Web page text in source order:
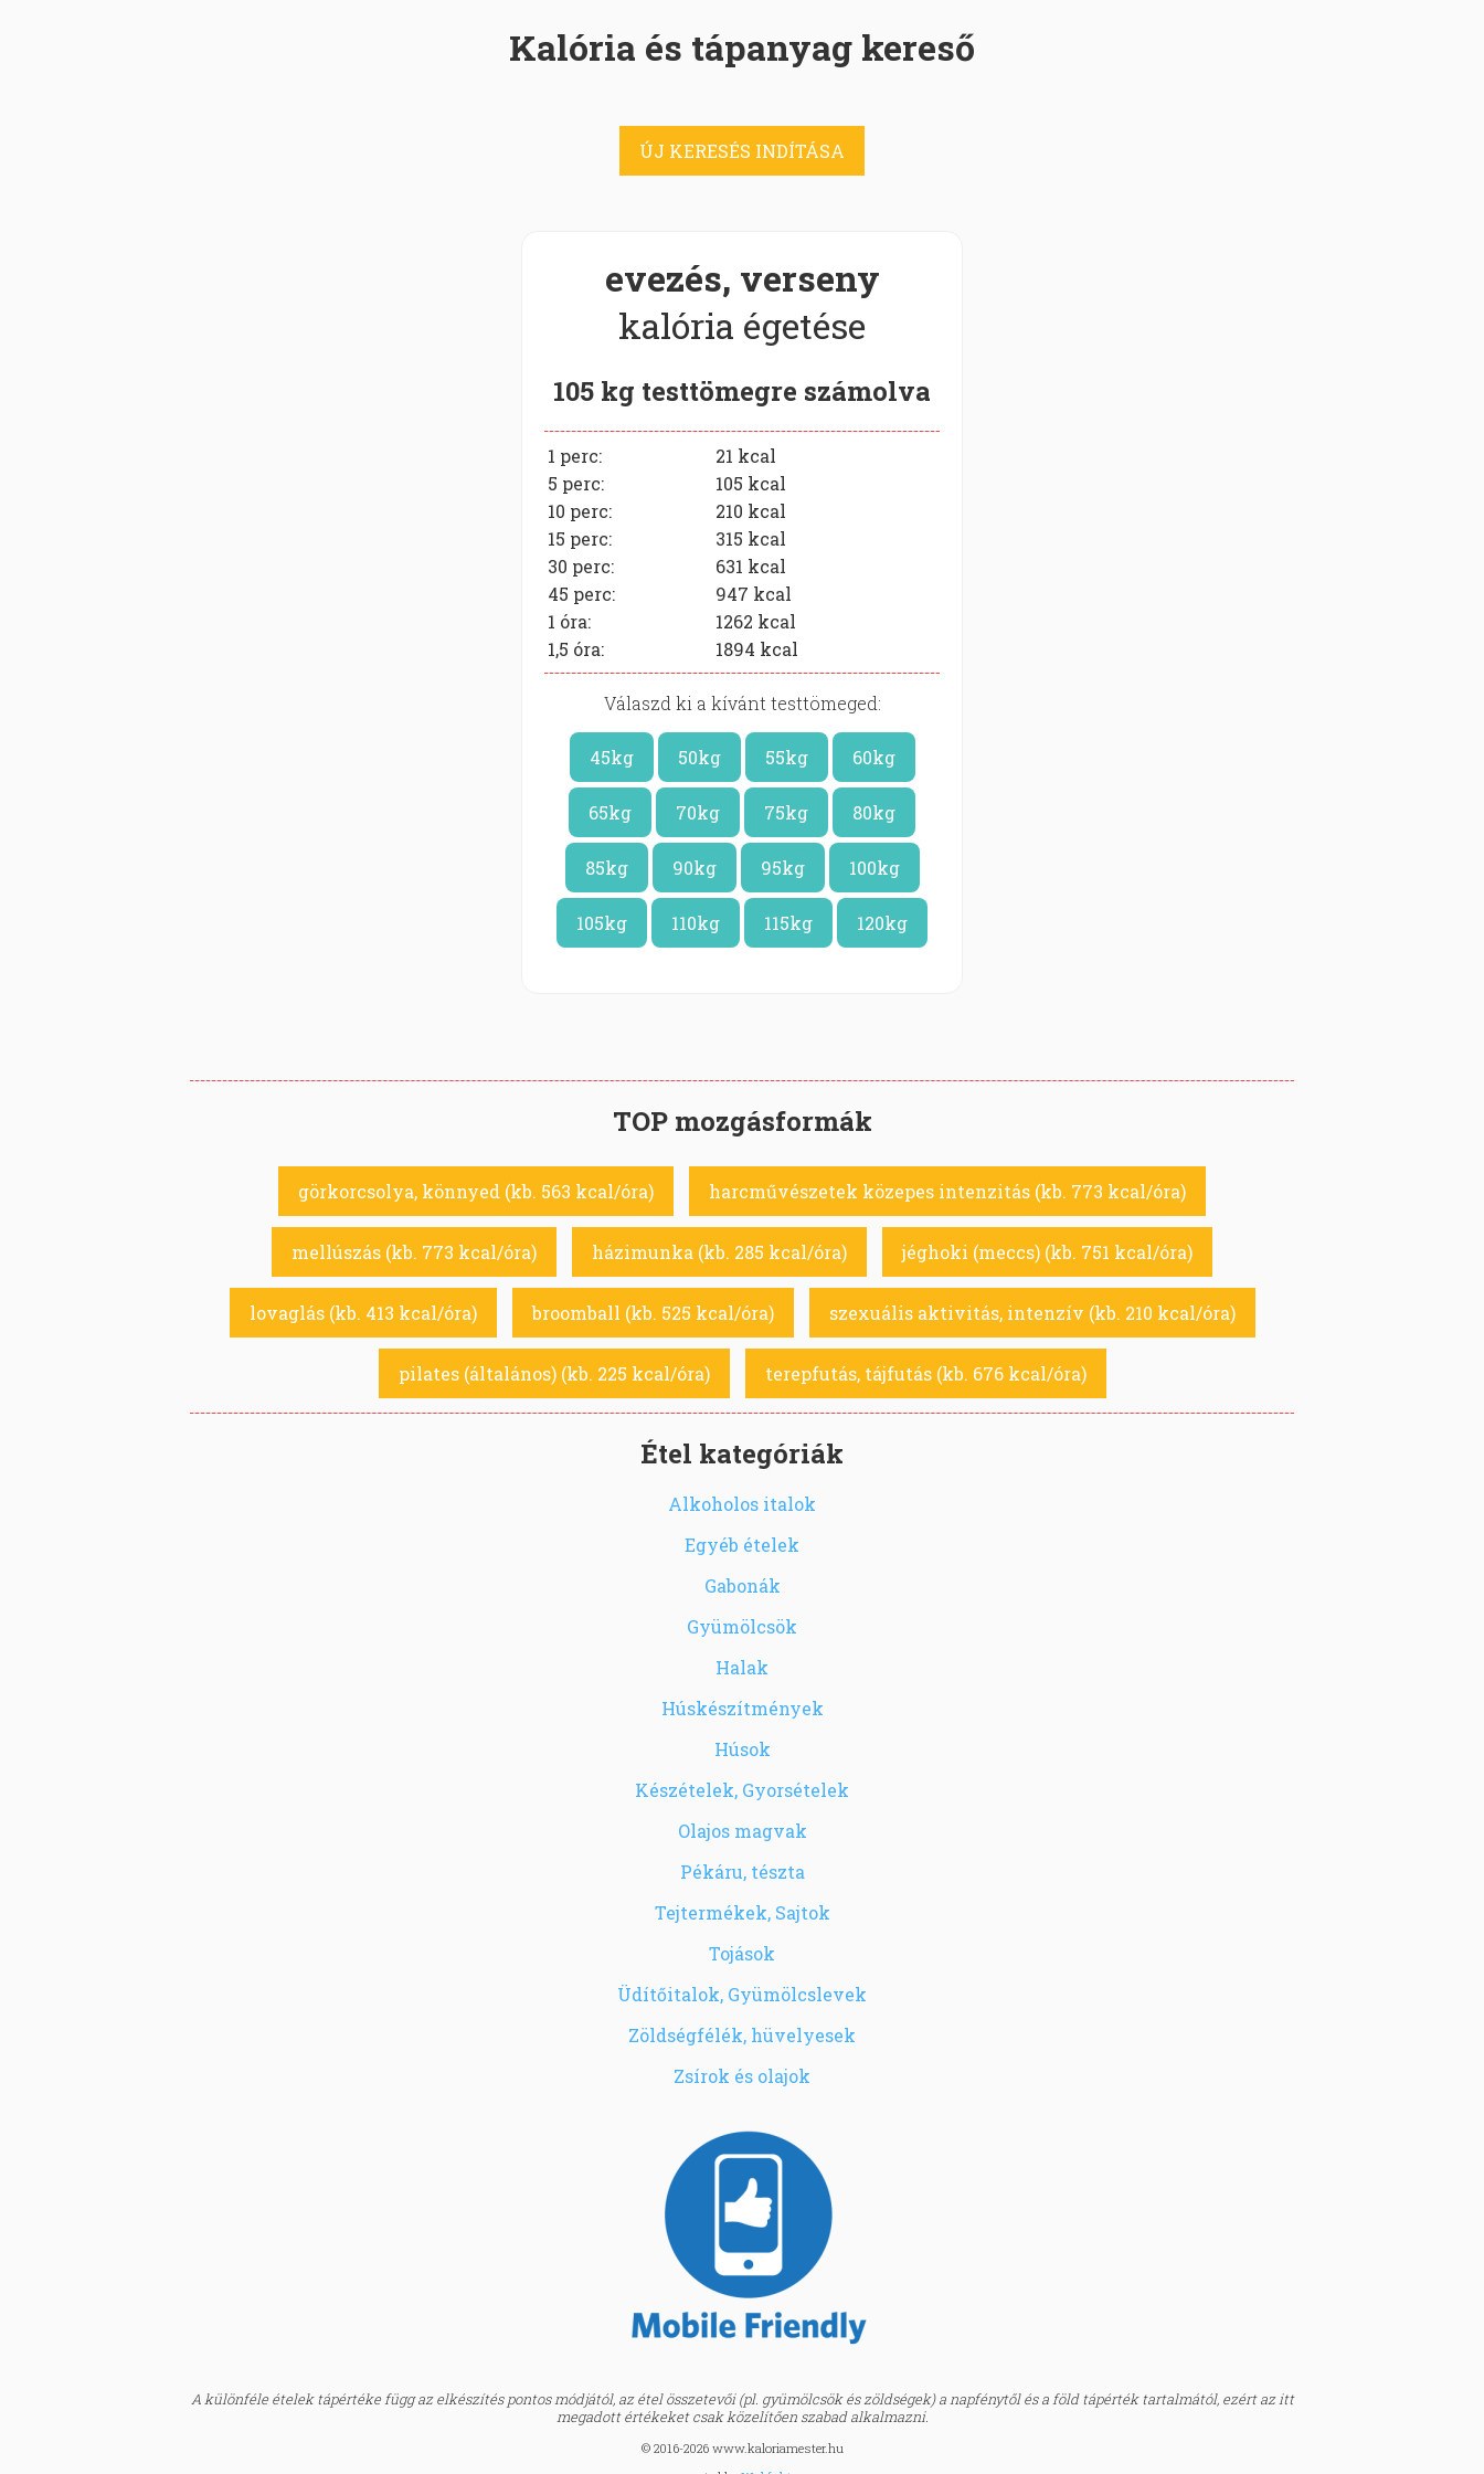
Kalória és tápanyag kereső
ÚJ KERESÉS INDÍTÁSA
evezés, verseny
kalória égetése
105 kg testtömegre számolva
1 perc: 21 kcal
5 perc:
105 kcal
10 perc:
210 kcal
15 perc:
315 kcal
30 perc:
631 kcal
45 perc:
947 kcal
1 óra:
1262 kcal
1,5 óra:
1894 kcal
Válaszd ki a kívánt testtömeged:
45kg 50kg 55kg 60kg
65kg 70kg 75kg 80kg
85kg 90kg 95kg 100kg
105kg 110kg 115kg 120kg
TOP mozgásformák
görkorcsolya, könnyed (kb. 563 kcal/óra) harcművészetek közepes intenzitás (kb. 773 kcal/óra)
mellúszás (kb. 773 kcal/óra) házimunka (kb. 285 kcal/óra) jéghoki (meccs) (kb. 751 kcal/óra)
lovaglás (kb. 413 kcal/óra) broomball (kb. 525 kcal/óra) szexuális aktivitás, intenzív (kb. 210 kcal/óra)
pilates (általános) (kb. 225 kcal/óra) terepfutás, tájfutás (kb. 676 kcal/óra)
Étel kategóriák
Alkoholos italok
Egyéb ételek
Gabonák
Gyümölcsök
Halak
Húskészítmények
Húsok
Készételek, Gyorsételek
Olajos magvak
Pékáru, tészta
Tejtermékek, Sajtok
Tojások
Üdítőitalok, Gyümölcslevek
Zöldségfélék, hüvelyesek
Zsírok és olajok
A különféle ételek tápértéke függ az elkészítés pontos módjától, az étel összetevői (pl. gyümölcsök és zöldségek) a napfénytől és a föld tápérték tartalmától, ezért az itt
megadott értékeket csak közelítően szabad alkalmazni.
© 2016-2026 www.kaloriamester.hu